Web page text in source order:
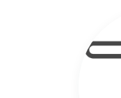
Estructuras
Los alumnos pueden
abdominal, la
contenido de la